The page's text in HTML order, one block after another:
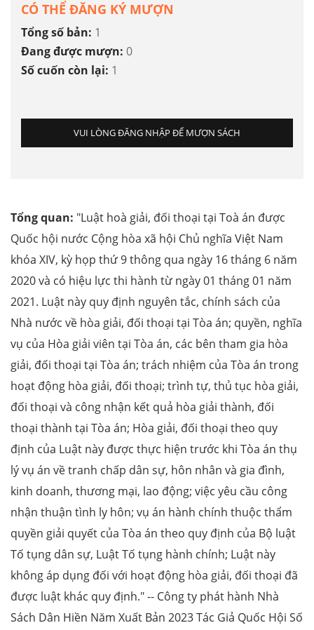
CÓ THỂ ĐĂNG KÝ MƯỢN
Tổng số bản: 1
Đang được mượn: 0
Số cuốn còn lại: 1
VUI LÒNG ĐĂNG NHẬP ĐỂ MƯỢN SÁCH
Tổng quan: "Luật hoà giải, đối thoại tại Toà án được
Quốc hội nước Cộng hòa xã hội Chủ nghĩa Việt Nam
khóa XIV, kỳ họp thứ 9 thông qua ngày 16 tháng 6 năm
2020 và có hiệu lực thi hành từ ngày 01 tháng 01 năm
2021. Luật này quy định nguyên tắc, chính sách của
Nhà nước về hòa giải, đối thoại tại Tòa án; quyền, nghĩa
vụ của Hòa giải viên tại Tòa án, các bên tham gia hòa
giải, đối thoại tại Tòa án; trách nhiệm của Tòa án trong
hoạt động hòa giải, đối thoại; trình tự, thủ tục hòa giải,
đối thoại và công nhận kết quả hòa giải thành, đối
thoại thành tại Tòa án; Hòa giải, đối thoại theo quy
định của Luật này được thực hiện trước khi Tòa án thụ
lý vụ án về tranh chấp dân sự, hôn nhân và gia đình,
kinh doanh, thương mại, lao động; việc yêu cầu công
nhận thuận tình ly hôn; vụ án hành chính thuộc thẩm
quyền giải quyết của Tòa án theo quy định của Bộ luật
Tố tụng dân sự, Luật Tố tụng hành chính; Luật này
không áp dụng đối với hoạt động hòa giải, đối thoại đã
được luật khác quy định." -- Công ty phát hành Nhà
Sách Dân Hiền Năm Xuất Bản 2023 Tác Giả Quốc Hội Số